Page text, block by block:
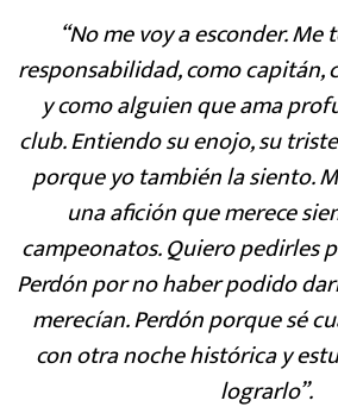
“No me voy a esconder.
responsabilidad, como capitán,
y como alguien que ama
club. Entiendo su enojo, su
porque yo también la siento.
una afición que merece
campeonatos. Quiero pedirles
Perdón por no haber podido
merecían. Perdón porque sé
con otra noche histórica y
lograrlo”.